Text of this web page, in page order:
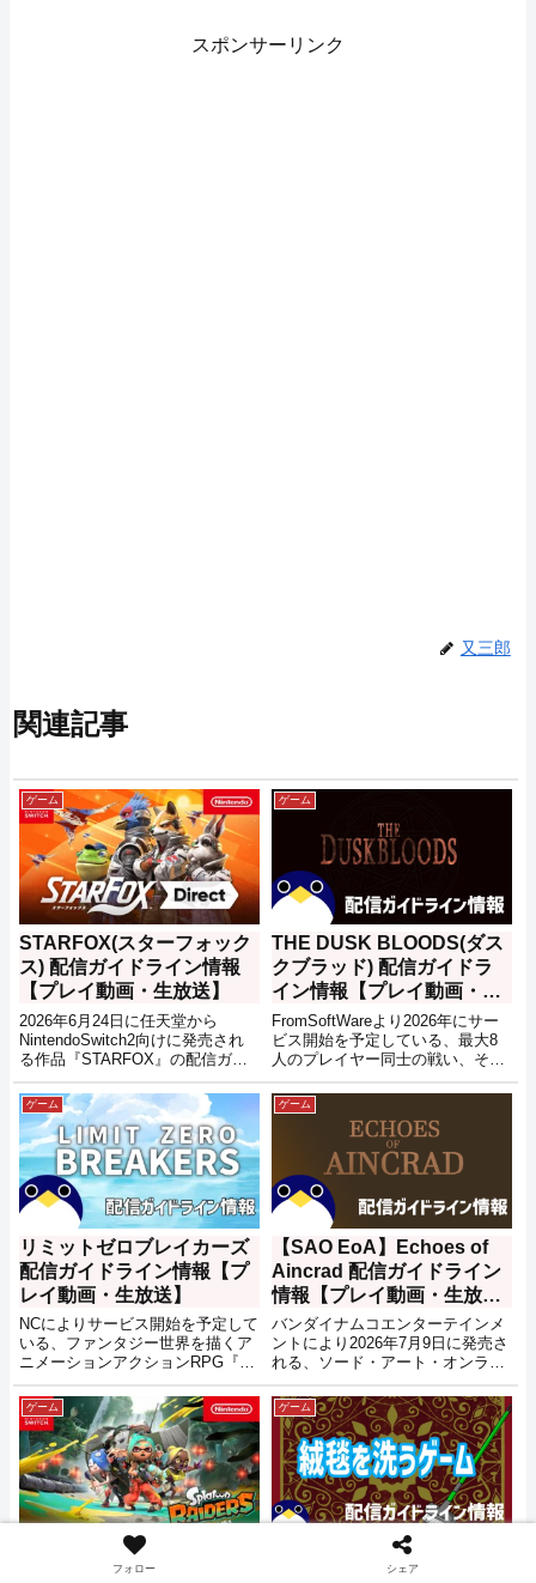
スポンサーリンク
又三郎
関連記事
ゲーム
STARFOX(スターフォック
ス) 配信ガイドライン情報
【プレイ動画・生放送】
2026年6月24日に任天堂から
NintendoSwitch2向けに発売され
る作品『STARFOX』の配信ガイ
ドライン情報です。
ゲーム
THE DUSK BLOODS(ダス
クブラッド) 配信ガイドラ
イン情報【プレイ動画・生
放送】
FromSoftWareより2026年にサー
ビス開始を予定している、最大8
人のプレイヤー同士の戦い、そし
てプレイヤーと敵との戦いが展開
されるPvPvEベースのマルチプレ
イアクション『THE DUSK
BLOODS』の配信ガイドライン情
報です。
ゲーム
リミットゼロブレイカーズ
配信ガイドライン情報【プ
レイ動画・生放送】
NCによりサービス開始を予定して
いる、ファンタジー世界を描くア
ニメーションアクションRPG『リ
ミットゼロブレイカーズ』の配信
ガイドライン情報です。
ゲーム
【SAO EoA】Echoes of
Aincrad 配信ガイドライン
情報【プレイ動画・生放
送】
バンダイナムコエンターテインメ
ントにより2026年7月9日に発売さ
れる、ソード・アート・オンライ
ン(SAO)シリーズの始まりの舞
台、浮遊城(アインクラッド)にて
繰り広げられる死と隣り合わせの
仮想世界に囚われたプレイヤー達
を描く『Echoes of Aincrad』の配
信ガイドライン情報です。
ゲーム
スプラトゥーン レイダース
配信ガイドライン情報【プ
ゲーム
絨毯を洗うゲーム 配信ガイ
ドライン情報【プレイ動
フォロー シェア